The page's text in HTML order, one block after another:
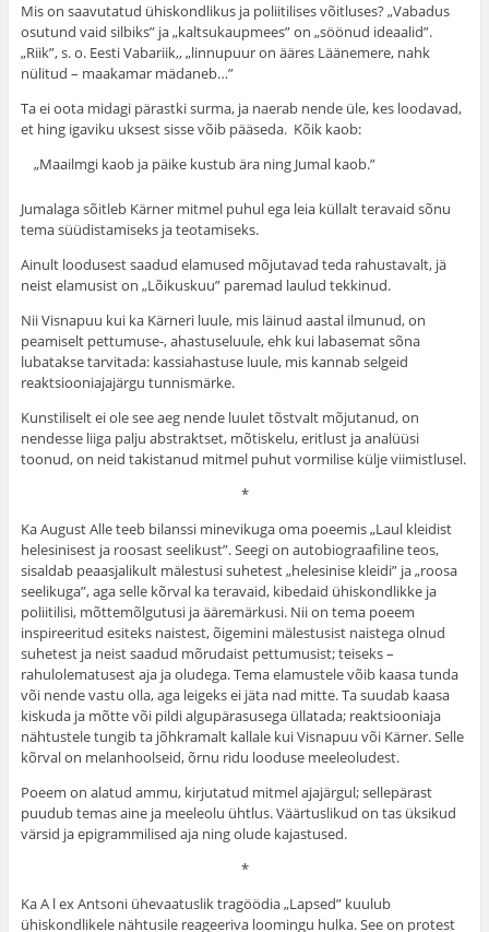
Mis on saavutatud ühiskondlikus ja poliitilises võit­luses? „Vabadus
osutund vaid silbiks” ja „kaltsukaup­mees” on „söönud ideaalid”.
„Riik”, s. o. Eesti Vabariik,, „linnupuur on ääres Läänemere, nahk
nülitud – maa­kamar mädaneb…”
Ta ei oota midagi pärastki surma, ja naerab nende üle, kes loodavad,
et hing igaviku uksest sisse võib pää­seda. Kõik kaob:
„Maailmgi kaob ja päike kustub ära ning Jumal kaob.”
Jumalaga sõitleb Kärner mitmel puhul ega leia küllalt teravaid sõnu
tema süüdistamiseks ja teotamiseks.
Ainult loodusest saadud elamused mõjutavad teda rahustavalt, jä
neist elamusist on „Lõikuskuu” paremad laulud tekkinud.
Nii Visnapuu kui ka Kärneri luule, mis läinud aastal ilmunud, on
peamiselt pettumuse-, ahastuseluule, ehk kui labasemat sõna
lubatakse tarvitada: kassiahastuse luule, mis kannab selgeid
reaktsiooniajajärgu tunnismärke.
Kunstiliselt ei ole see aeg nende luulet tõstvalt mõju­tanud, on
nendesse liiga palju abstraktset, mõtiskelu, erit­lust ja analüüsi
toonud, on neid takistanud mitmel puhut vormilise külje viimistlusel.
*
Ka August Alle teeb bilanssi minevikuga oma poeemis „Laul kleidist
helesinisest ja roosast seelikust”. Seegi on autobiograafiline teos,
sisaldab peaasjalikult mälestusi suhetest „helesinise kleidi” ja „roosa
seelikuga”, aga selle kõrval ka teravaid, kibedaid ühiskondlikke ja
poliitilisi, mõttemõlgutusi ja ääremärkusi. Nii on tema poeem
inspireeritud esiteks naistest, õigemini mälestusist naistega olnud
suhetest ja neist saadud mõrudaist pettumusist; teiseks –
rahulolematusest aja ja oludega. Tema elamustele võib kaasa tunda
või nende vastu olla, aga leigeks ei jäta nad mitte. Ta suudab kaasa
kiskuda ja mõtte või pildi algupärasusega üllatada; reaktsiooniaja
nähtustele tungib ta jõhkramalt kallale kui Visnapuu või Kärner. Selle
kõrval on melanhoolseid, õrnu ridu looduse meeleoludest.
Poeem on alatud ammu, kirjutatud mitmel ajajärgul; sellepärast
puudub temas aine ja meeleolu ühtlus. Väär­tuslikud on tas üksikud
värsid ja epigrammilised aja ning olude kajastused.
*
Ka A l ex Antsoni ühevaatuslik tragöödia „Lapsed” kuulub
ühiskondlikele nähtusile reageeriva loomingu hulka. See on protest